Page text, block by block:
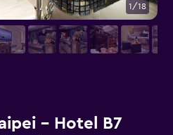
- Hotel B7
1/18